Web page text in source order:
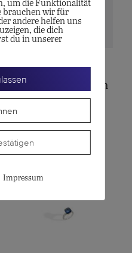
OLE LYNGGAARD
BoHo Ring, medium
um die Funktionalität
brauchen wir für
andere helfen uns
die dich
du in unserer
Impressum